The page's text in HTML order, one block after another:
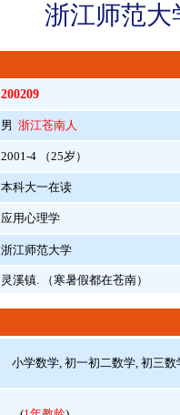
浙江师范大
200209
男 浙江苍南人
2001-4 （25岁）
本科大一在读
应用心理学
浙江师范大学
灵溪镇. （寒暑假都在苍南）
小学数学, 初一初二数学, 初三数